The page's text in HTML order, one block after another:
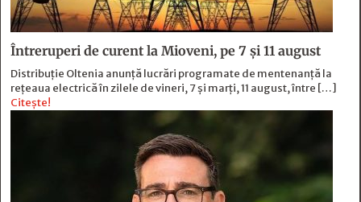
Întreruperi de curent la Mioveni, pe 7 și 11 august
Distribuție Oltenia anunță lucrări programate de mentenanță la
rețeaua electrică în zilele de vineri, 7 și marți, 11 august, între […]
Citește!